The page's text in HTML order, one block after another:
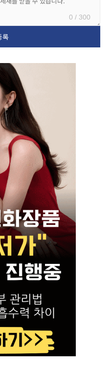
0 / 300